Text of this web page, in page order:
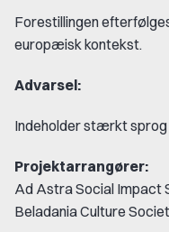
Forestillingen
europæisk kontekst.
Advarsel:
Indeholder stærkt sprog
Projektarrangører:
Ad Astra Social Impact
Beladania Culture